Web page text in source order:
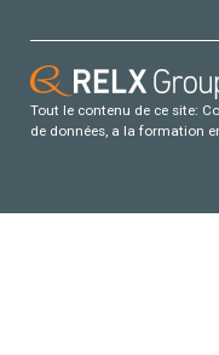
Tout le contenu de ce site:
de données, a la formation